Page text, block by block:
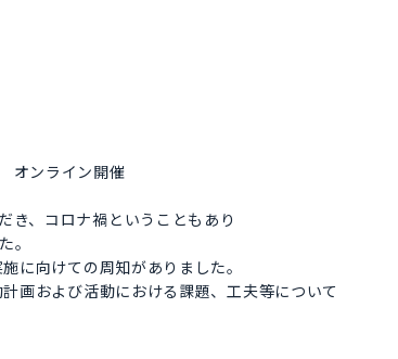
オンライン開催
、コロナ禍ということもあり
。
向けての周知がありました。
および活動における課題、工夫等について